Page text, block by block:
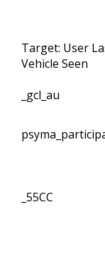
Target: User
Vehicle Seen
_gcl_au
_55CC